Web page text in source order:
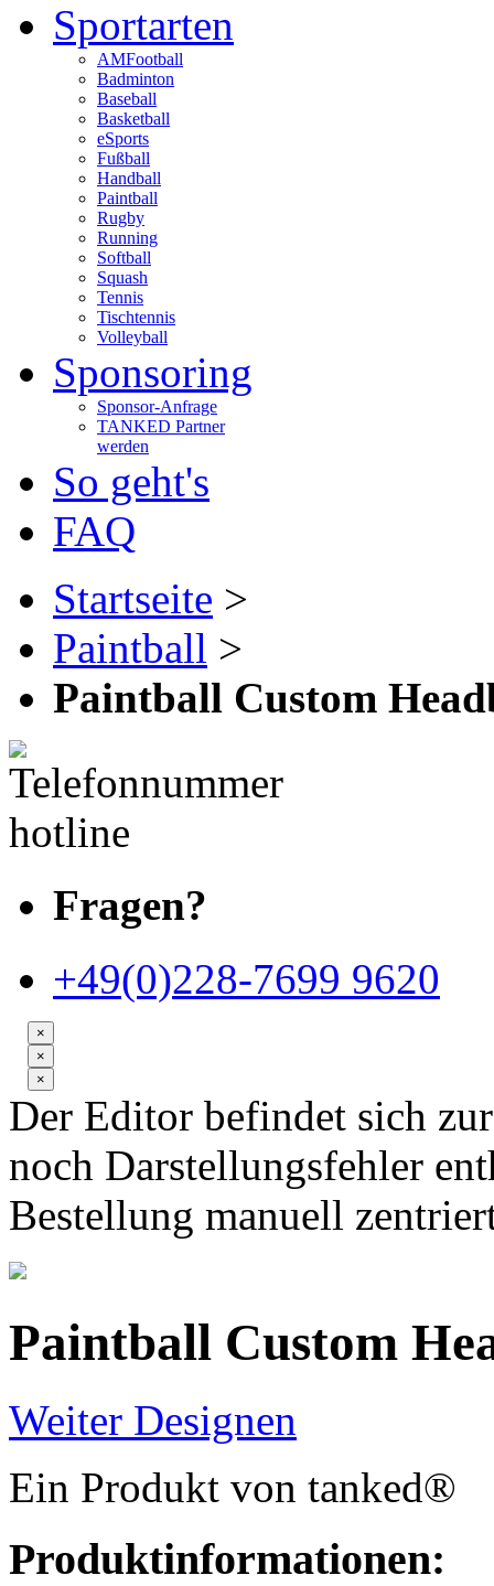
Sportarten
AMFootball
Badminton
Baseball
Basketball
eSports
Fußball
Handball
Paintball
Rugby
Running
Softball
Squash
Tennis
Tischtennis
Volleyball
Sponsoring
Sponsor-Anfrage
TANKED Partner
werden
So geht's
FAQ
Startseite >
Paintball >
Paintball Custom
Fragen?
+49(0)228-7699 9620
×
×
×
Der Editor befindet sich
noch Darstellungsfehler
Bestellung manuell
Paintball Custom
Weiter Designen
Ein Produkt von tanked®
Produktinformationen: